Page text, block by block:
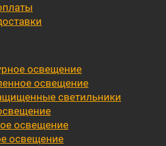
освещение
освещение
светильники
освещение
освещение